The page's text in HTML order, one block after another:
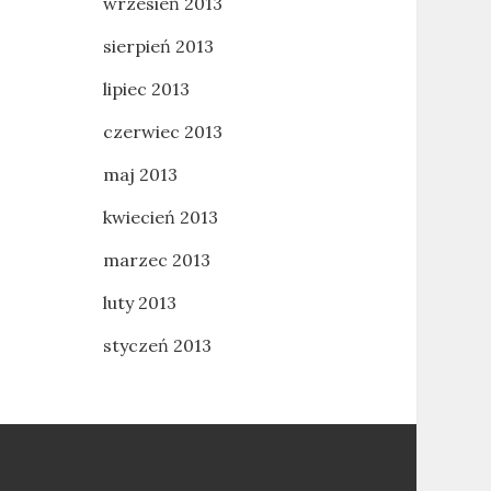
sierpień 2013
lipiec 2013
czerwiec 2013
maj 2013
kwiecień 2013
marzec 2013
luty 2013
styczeń 2013